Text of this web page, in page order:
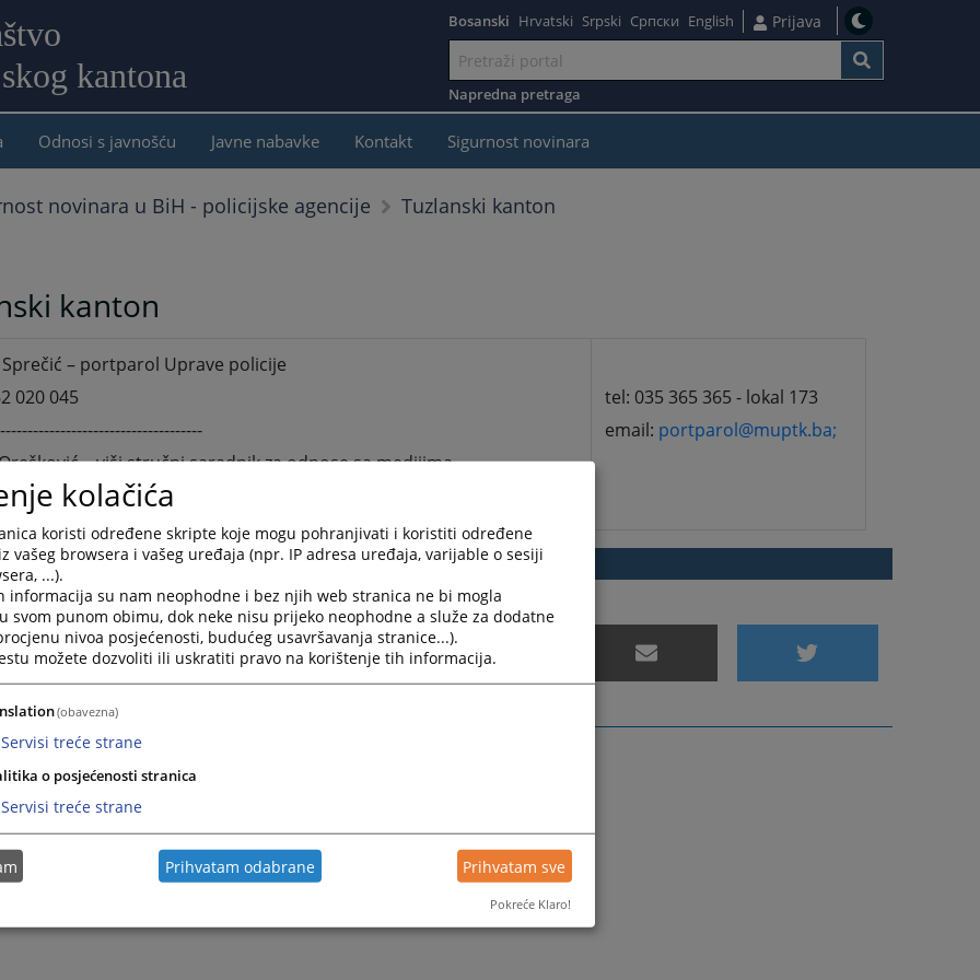
kantona
sadržaj
Bosanski Hrvatski Srpski Српски English Prijava
Napredna pretraga
Odnosi s javnošću Javne nabavke Kontakt Sigurnost novinara
novinara u BiH - policijske agencije Tuzlanski kanton
kanton
– portparol Uprave policije
020 045
– viši stručni saradnik za odnose sa medijima
707 592
tel: 035 365 365 - lokal 173
email: portparol@muptk.ba;
16242PREGLEDA
kolačića
koristi određene skripte koje mogu pohranjivati i koristiti određene
vašeg browsera i vašeg uređaja (npr. IP adresa uređaja, varijable o sesiji
...).
informacija su nam neophodne i bez njih web stranica ne bi mogla
svom punom obimu, dok neke nisu prijeko neophodne a služe za dodatne
nivoa posjećenosti, budućeg usavršavanja stranice...).
možete dozvoliti ili uskratiti pravo na korištenje tih informacija.
(obavezna)
Servisi treće strane
o posjećenosti stranica
Servisi treće strane
Prihvatam odabrane Prihvatam sve
Pokreće Klaro!